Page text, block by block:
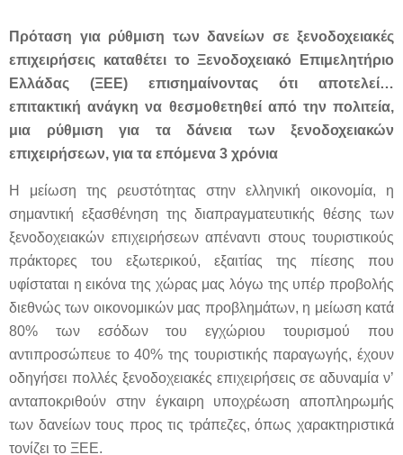
Πρόταση για ρύθμιση των δανείων σε ξενοδοχειακές
επιχειρήσεις καταθέτει το Ξενοδοχειακό Επιμελητήριο
Ελλάδας (ΞΕΕ) επισημαίνοντας ότι αποτελεί…
επιτακτική ανάγκη να θεσμοθετηθεί από την πολιτεία,
μια ρύθμιση για τα δάνεια των ξενοδοχειακών
επιχειρήσεων, για τα επόμενα 3 χρόνια
Η μείωση της ρευστότητας στην ελληνική οικονομία, η
σημαντική εξασθένηση της διαπραγματευτικής θέσης των
ξενοδοχειακών επιχειρήσεων απέναντι στους τουριστικούς
πράκτορες του εξωτερικού, εξαιτίας της πίεσης που
υφίσταται η εικόνα της χώρας μας λόγω της υπέρ προβολής
διεθνώς των οικονομικών μας προβλημάτων, η μείωση κατά
80% των εσόδων του εγχώριου τουρισμού που
αντιπροσώπευε το 40% της τουριστικής παραγωγής, έχουν
οδηγήσει πολλές ξενοδοχειακές επιχειρήσεις σε αδυναμία ν’
ανταποκριθούν στην έγκαιρη υποχρέωση αποπληρωμής
των δανείων τους προς τις τράπεζες, όπως χαρακτηριστικά
τονίζει το ΞΕΕ.